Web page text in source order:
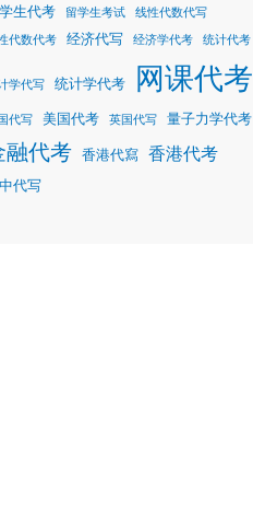
生代考 留学生考试
线性代数代写
代数代考
经济代写 经济学代考 统计代考
学代写 统计学代考 网课代考
代写 美国代考 英国代写 量子力学代考
融代考 香港代寫 香港代考
代写